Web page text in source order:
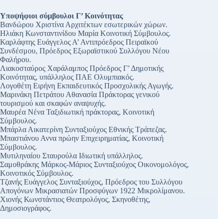
Υποψήφιοι σύμβουλοι Γ’ Κοινότητας
Βανδώρου Χριστίνα Αρχιτέκτων εσωτερικών χώρων.
Ηλιάκη Κωνσταντινίδου Μαρία Κοινοτική Σύμβουλος.
Καρλάφτης Ευάγγελος Α’ Αντιπρόεδρος Πειραϊκού
Συνδέσμου, Πρόεδρος Εξωραϊστικού Συλλόγου Νέου
Φαλήρου.
Λιακοσταύρος Χαράλαμπος Πρόεδρος Γ’ Δημοτικής
Κοινότητας, υπάλληλος ΠΑΕ Ολυμπιακός.
Λογοθέτη Ειρήνη Εκπαιδευτικός Προσχολικής Αγωγής.
Μαρινάκη Πετράτου Αθανασία Πράκτορας γενικού
τουρισμού και σκαφών αναψυχής.
Μαυρέα Νένα Ταξιδιωτική πράκτορας, Κοινοτική
Σύμβουλος.
Μπάρλα Αικατερίνη Συνταξιούχος Εθνικής Τράπεζας.
Μπαστιάνου Αννα πρώην Επιχειρηματίας, Κοινοτική
Σύμβουλος.
Μυτιληναίου Σταυρούλα Ιδιωτική υπάλληλος.
Σαμοθράκης Μάρκος-Μάριος Συνταξιούχος Οικονομολόγος,
Κοινοτικός Σύμβουλος.
Τζανής Ευάγγελος Συνταξιούχος, Πρόεδρος του Συλλόγου
Απογόνων Μικρασιατών Προσφύγων 1922 Μικρολίμανου.
Χιονής Κωνστάντιος Θεατρολόγος, Σκηνοθέτης,
Δημοσιογράφος.